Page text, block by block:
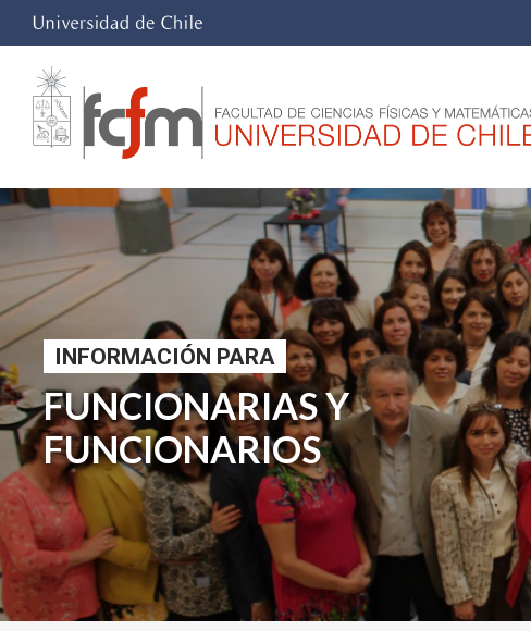
FUNCIONARIAS Y
FUNCIONARIOS
INFORMACIÓN PARA